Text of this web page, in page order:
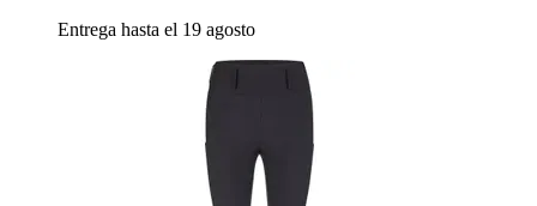
Entrega hasta el 19 agosto